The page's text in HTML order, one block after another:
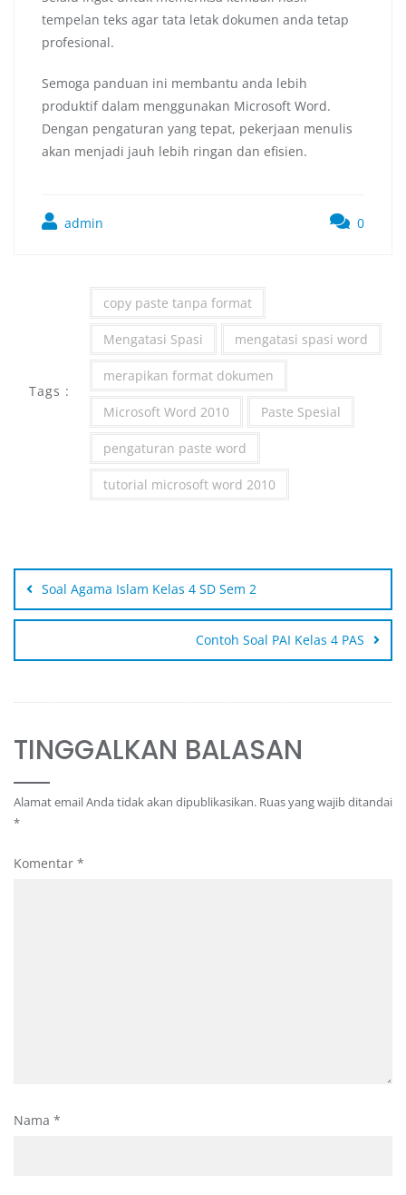
tempelan teks agar tata letak dokumen anda tetap
profesional.
Semoga panduan ini membantu anda lebih
produktif dalam menggunakan Microsoft Word.
Dengan pengaturan yang tepat, pekerjaan menulis
akan menjadi jauh lebih ringan dan efisien.
admin 0
Tags :
copy paste tanpa format
Mengatasi Spasi mengatasi spasi word
merapikan format dokumen
Microsoft Word 2010 Paste Spesial
pengaturan paste word
tutorial microsoft word 2010
Soal Agama Islam Kelas 4 SD Sem 2
Contoh Soal PAI Kelas 4 PAS
TINGGALKAN BALASAN
Alamat email Anda tidak akan dipublikasikan. Ruas yang wajib ditandai
*
Komentar *
Nama *